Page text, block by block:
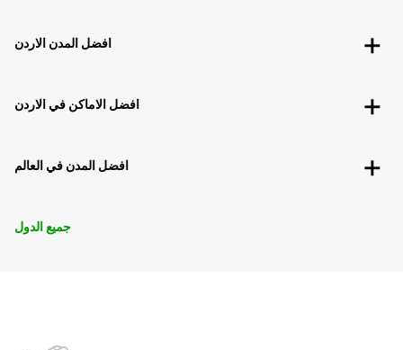
افضل المدن الاردن
افضل الاماكن في الاردن
افضل المدن في العالم
جميع الدول